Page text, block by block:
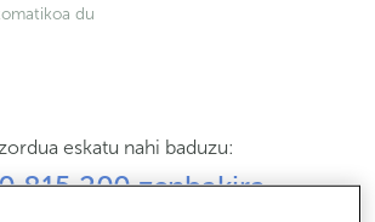
du
eskatu nahi baduzu:
815 200 zenbakira